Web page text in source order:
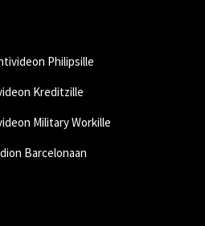
Philipsille
Kreditzille
Military Workille
Barcelonaan